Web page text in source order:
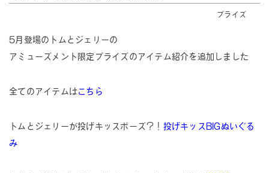
プライズ
5月登場のトムとジェリーの
アミューズメント限定プライズのアイテム紹介を追加しました
全てのアイテムは こちら
トムとジェリーが投げキッスポーズ？！ 投げキッスBIGぬいぐる
み